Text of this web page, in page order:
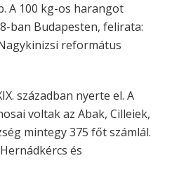
A 100 kg-os harangot
ban Budapesten, felirata:
református
században nyerte el. A
voltak az Abak, Cilleiek,
mintegy 375 főt számlál.
és